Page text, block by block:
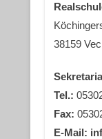
38159
Tel.:
Fax:
E-Mail: